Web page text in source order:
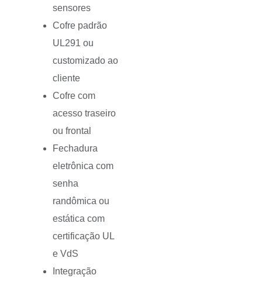
sensores
Cofre padrão
UL291 ou
customizado ao
cliente
Cofre com
acesso traseiro
ou frontal
Fechadura
eletrônica com
senha
randômica ou
estática com
certificação UL
e VdS
Integração